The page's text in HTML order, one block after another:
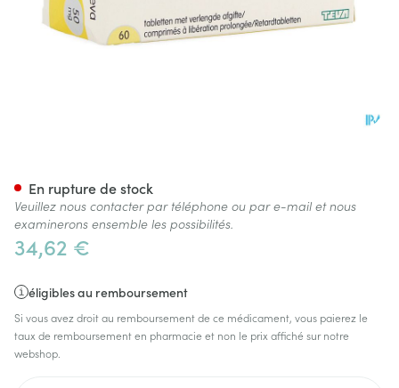
34,62 €
éligibles au remboursement
Si vous avez droit au remboursement de ce médicament, vous paierez le
taux de remboursement en pharmacie et non le prix affiché sur notre
webshop.
En rupture de stock
Veuillez nous contacter par téléphone ou par e-mail et nous
examinerons ensemble les possibilités.